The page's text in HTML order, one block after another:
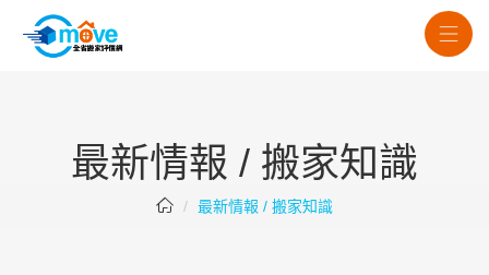
最新情報 / 搬家知識
最新情報 / 搬家知識